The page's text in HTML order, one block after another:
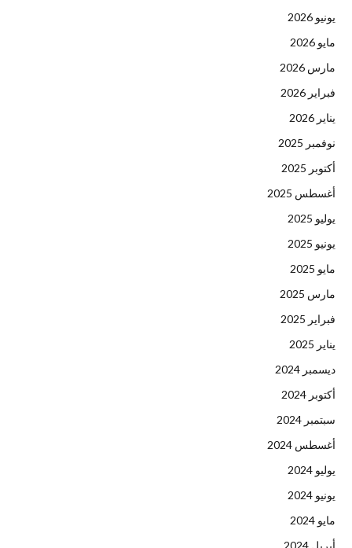
يونيو 2026
مايو 2026
مارس 2026
فبراير 2026
يناير 2026
نوفمبر 2025
أكتوبر 2025
أغسطس 2025
يوليو 2025
يونيو 2025
مايو 2025
مارس 2025
فبراير 2025
يناير 2025
ديسمبر 2024
أكتوبر 2024
سبتمبر 2024
أغسطس 2024
يوليو 2024
يونيو 2024
مايو 2024